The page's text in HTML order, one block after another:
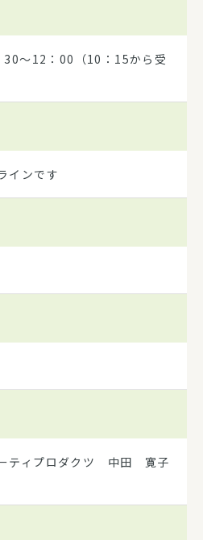
30～12：00（10：15から受
インです
ティプロダクツ 中田 寛子